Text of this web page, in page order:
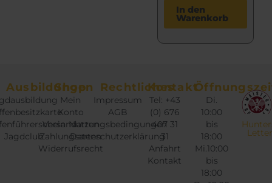
In den
Warenkorb
Ausbildungen
Jagdclub
Shop
Mein
Konto
Versandarten
Zahlungsarten
Widerrufsrecht
Rechtliches
Impressum
AGB
Nutzungsbedingungen
Datenschutzerklärung
Kontakt
Tel: +43
(0) 676
407 31
31
Anfahrt
Kontakt
Di.
10:00
bis
18:00
Mi.10:00
bis
18:00